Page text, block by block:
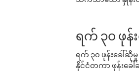
ရက် ၃၀ ဖုန်
ရက် ၃၀ ဖုန်းခေါ်
နိုင်ငံတကာ ဖုန်းခေ